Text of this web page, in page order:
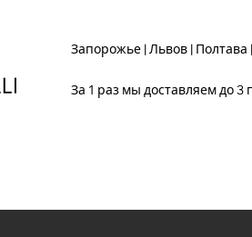
Запорожье | Львов |
За 1 раз мы доставляем до